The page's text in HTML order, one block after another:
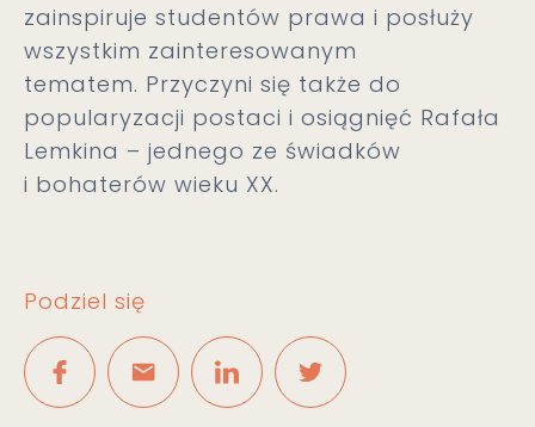
zainspiruje studentów prawa i posłuży
wszystkim zainteresowanym
tematem. Przyczyni się także do
popularyzacji postaci i osiągnięć Rafała
Lemkina – jednego ze świadków
i bohaterów wieku XX.
Podziel się